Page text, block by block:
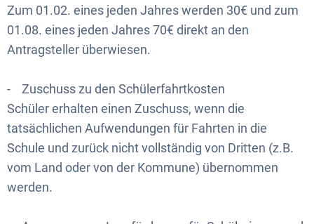
Zum 01.02. eines jeden Jahres werden 30€ und zum
01.08. eines jeden Jahres 70€ direkt an den
Antragsteller überwiesen.
- Zuschuss zu den Schülerfahrtkosten
Schüler erhalten einen Zuschuss, wenn die
tatsächlichen Aufwendungen für Fahrten in die
Schule und zurück nicht vollständig von Dritten (z.B.
vom Land oder von der Kommune) übernommen
werden.